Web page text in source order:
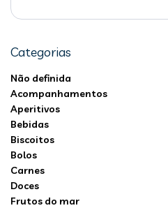
Categorias
Não definida
Acompanhamentos
Aperitivos
Bebidas
Biscoitos
Bolos
Carnes
Doces
Frutos do mar